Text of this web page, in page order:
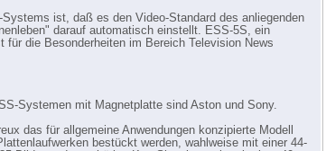
ist, daß es den Video-Standard des anliegenden
darauf automatisch einstellt. ESS-5S, ein
für die Besonderheiten im Bereich Television News
Systemen mit Magnetplatte sind Aston und Sony.
das für allgemeine Anwendungen konzipierte Modell
bestückt werden, wahlweise mit einer 44-